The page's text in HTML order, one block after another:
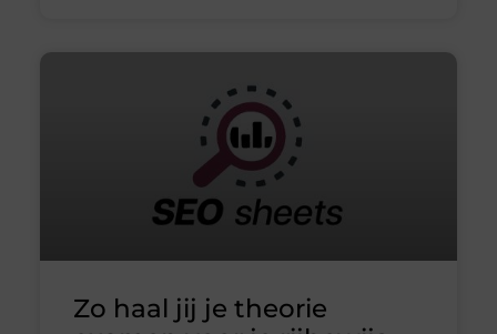
Zo haal jij je theorie